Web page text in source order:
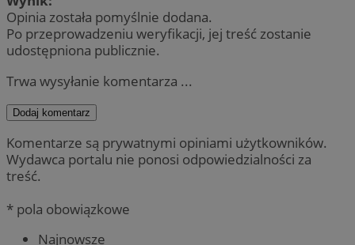
Opinia została pomyślnie dodana.
Po przeprowadzeniu weryfikacji, jej treść zostanie
udostępniona publicznie.
Trwa wysyłanie komentarza ...
Dodaj komentarz
Komentarze są prywatnymi opiniami użytkowników.
Wydawca portalu nie ponosi odpowiedzialności za
treść.
* pola obowiązkowe
Najnowsze